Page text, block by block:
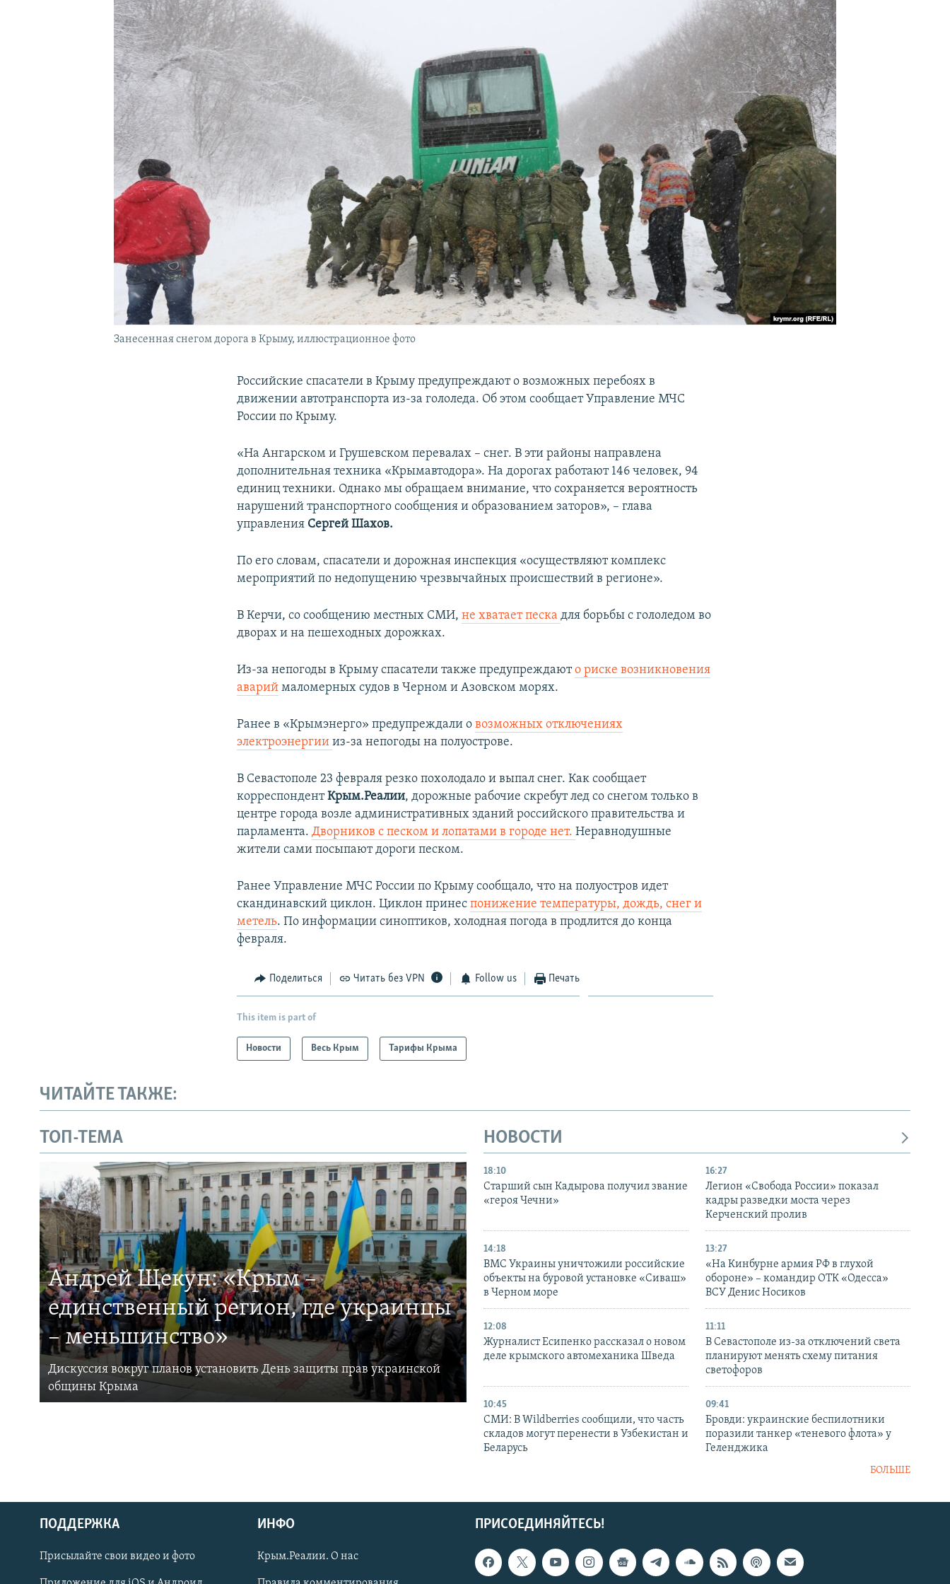
КРЫМ.НЕПОКОРЕННЫЙ
УКРАИНСКАЯ ПРОБЛЕМА КРЫМА
Українською
Qırımtatar
Занесенная снегом дорога в Крыму, иллюстрационное фото
Российские спасатели в Крыму предупреждают о возможных перебоях в
движении автотранспорта из-за гололеда. Об этом сообщает Управление МЧС
России по Крыму.
«На Ангарском и Грушевском перевалах – снег. В эти районы направлена
дополнительная техника «Крымавтодора». На дорогах работают 146 человек, 94
единиц техники. Однако мы обращаем внимание, что сохраняется вероятность
нарушений транспортного сообщения и образованием заторов», – глава
управления Сергей Шахов.
По его словам, спасатели и дорожная инспекция «осуществляют комплекс
мероприятий по недопущению чрезвычайных происшествий в регионе».​
В Керчи, со сообщению местных СМИ,не хватает пескадля борьбы с гололедом во
дворах и на пешеходных дорожках.
Из-за непогоды в Крыму спасатели также предупреждаюто риске возникновения
аварий маломерных судов в Черном и Азовском морях.
Ранее в «Крымэнерго» предупреждали овозможных отключениях
электроэнергиииз-за непогоды на полуострове.
В Севастополе 23 февраля резко похолодало и выпал снег. Как сообщает
корреспондентКрым.Реалии, дорожные рабочие скребут лед со снегом только в
центре города возле административных зданий российского правительства и
парламента.Дворников с песком и лопатами в городе нет.Неравнодушные
жители сами посыпают дороги песком.
Ранее Управление МЧС России по Крыму сообщало, что на полуостров идет
скандинавский циклон. Циклон принеспонижение температуры, дождь, снег и
метель. По информации синоптиков, холодная погода в продлится до конца
февраля.
Поделиться Читать без VPN Follow us Печать
This item is part of
Новости Весь Крым Тарифы Крыма
ЧИТАЙТЕ ТАКЖЕ:
ТОП-ТЕМА
Андрей Щекун: «Крым –
единственный регион, где украинцы
– меньшинство»
Дискуссия вокруг планов установить День защиты прав украинской
общины Крыма
НОВОСТИ
18:10
Старший сын Кадырова получил звание
«героя Чечни»
16:27
Легион «Свобода России» показал
кадры разведки моста через
Керченский пролив
14:18
ВМС Украины уничтожили российские
объекты на буровой установке «Сиваш»
в Черном море
13:27
«На Кинбурне армия РФ в глухой
обороне» – командир ОТК «Одесса»
ВСУ Денис Носиков
12:08
Журналист Есипенко рассказал о новом
деле крымского автомеханика Шведа
11:11
В Севастополе из-за отключений света
планируют менять схему питания
светофоров
10:45
СМИ: В Wildberries сообщили, что часть
складов могут перенести в Узбекистан и
Беларусь
09:41
Бровди: украинские беспилотники
поразили танкер «теневого флота» у
Геленджика
БОЛЬШЕ
ПРИСОЕДИНЯЙТЕСЬ!
ПОДДЕРЖКА
Присылайте свои видео и фото
ИНФО
Крым.Реалии. О нас